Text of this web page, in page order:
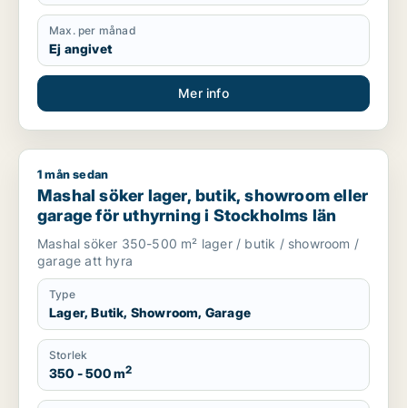
Max. per månad
Ej angivet
Mer info
Mashal söker lager, butik, showroom eller garage för
1 mån sedan
Mashal söker lager, butik, showroom eller
garage för uthyrning i Stockholms län
Mashal söker 350-500 m² lager / butik / showroom /
garage att hyra
Type
Lager, Butik, Showroom, Garage
Storlek
350 - 500 m2